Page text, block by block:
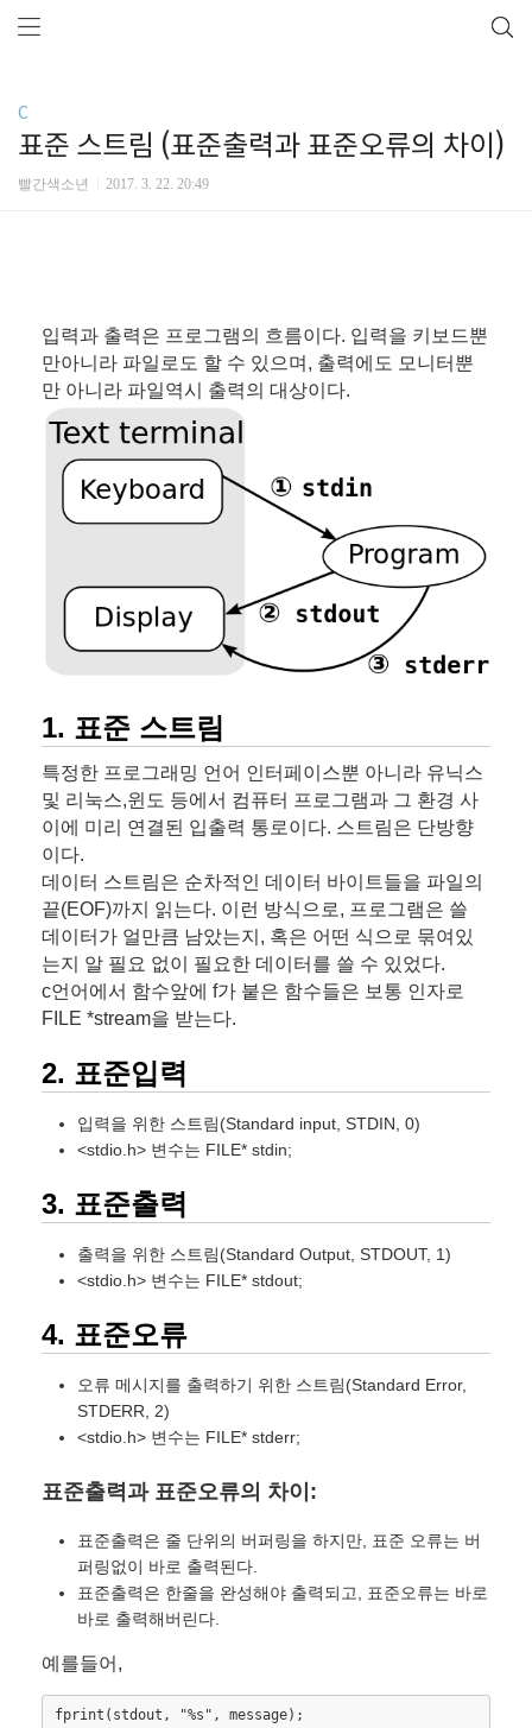
C
표준 스트림 (표준출력과 표준오류의 차이)
빨간색소년 2017. 3. 22. 20:49
입력과 출력은 프로그램의 흐름이다. 입력을 키보드뿐
만아니라 파일로도 할 수 있으며, 출력에도 모니터뿐
만 아니라 파일역시 출력의 대상이다.
1. 표준 스트림
특정한 프로그래밍 언어 인터페이스뿐 아니라 유닉스
및 리눅스,윈도 등에서 컴퓨터 프로그램과 그 환경 사
이에 미리 연결된 입출력 통로이다. 스트림은 단방향
이다.
데이터 스트림은 순차적인 데이터 바이트들을 파일의
끝(EOF)까지 읽는다. 이런 방식으로, 프로그램은 쓸
데이터가 얼만큼 남았는지, 혹은 어떤 식으로 묶여있
는지 알 필요 없이 필요한 데이터를 쓸 수 있었다.
c언어에서 함수앞에 f가 붙은 함수들은 보통 인자로
FILE *stream을 받는다.
2. 표준입력
입력을 위한 스트림(Standard input, STDIN, 0)
<stdio.h> 변수는 FILE* stdin;
3. 표준출력
출력을 위한 스트림(Standard Output, STDOUT, 1)
<stdio.h> 변수는 FILE* stdout;
4. 표준오류
오류 메시지를 출력하기 위한 스트림(Standard Error,
STDERR, 2)
<stdio.h> 변수는 FILE* stderr;
표준출력과 표준오류의 차이:
표준출력은 줄 단위의 버퍼링을 하지만, 표준 오류는 버
퍼링없이 바로 출력된다.
표준출력은 한줄을 완성해야 출력되고, 표준오류는 바로
바로 출력해버린다.
예를들어,
fprint(stdout, "%s", message);